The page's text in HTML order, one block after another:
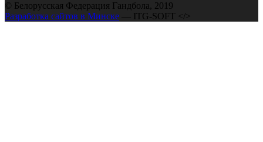
© Белорусская Федерация Гандбола, 2019
Разработка сайтов в Минске — ITG-SOFT </>